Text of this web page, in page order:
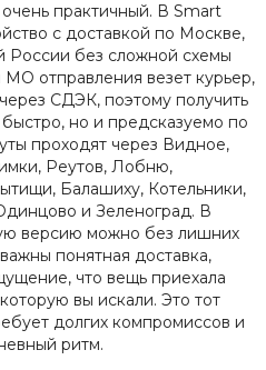
практичный. В Smart
с доставкой по Москве,
России без сложной схемы
отправления везет курьер,
СДЭК, поэтому получить
но и предсказуемо по
проходят через Видное,
Реутов, Лобню,
Балашиху, Котельники,
и Зеленоград. В
версию можно без лишних
понятная доставка,
что вещь приехала
вы искали. Это тот
долгих компромиссов и
ритм.